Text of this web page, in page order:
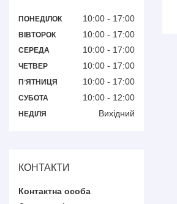
ПОНЕДІЛОК 10:00 17:00
ВІВТОРОК 10:00 17:00
СЕРЕДА 10:00 17:00
ЧЕТВЕР 10:00 17:00
ПʼЯТНИЦЯ 10:00 17:00
СУБОТА 10:00 12:00
НЕДІЛЯ Вихідний
КОНТАКТИ